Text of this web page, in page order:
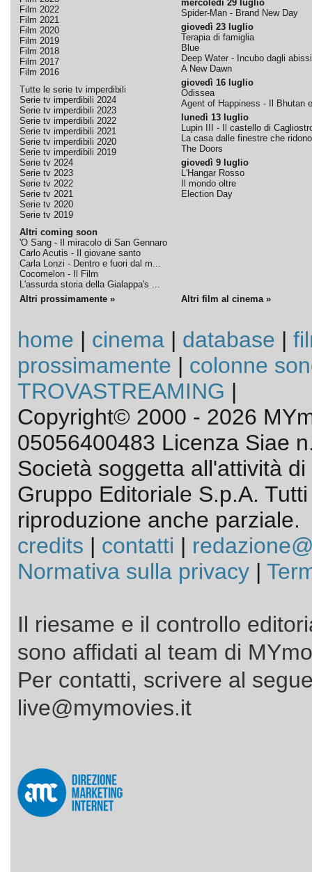
Film 2022
Film 2021
Film 2020
Film 2019
Film 2018
Film 2017
Film 2016
Tutte le serie tv imperdibili
Serie tv imperdibili 2024
Serie tv imperdibili 2023
Serie tv imperdibili 2022
Serie tv imperdibili 2021
Serie tv imperdibili 2020
Serie tv imperdibili 2019
Serie tv 2024
Serie tv 2023
Serie tv 2022
Serie tv 2021
Serie tv 2020
Serie tv 2019
Altri coming soon
'O Sang - Il miracolo di San Gennaro
Carlo Acutis - Il giovane santo
Carla Lonzi - Dentro e fuori dal m...
Cocomelon - Il Film
L'assurda storia della Gialappa's ...
mercoledì 29 luglio
Spider-Man - Brand New Day
giovedì 23 luglio
Terapia di famiglia
Blue
Deep Water - Incubo dagli abissi
A New Dawn
giovedì 16 luglio
Odissea
Agent of Happiness - Il Bhutan
lunedì 13 luglio
Lupin III - Il castello di
La casa dalle finestre che ridono
The Doors
giovedì 9 luglio
L'Hangar Rosso
Il mondo oltre
Election Day
Altri prossimamente » Altri film al cinema »
home | cinema| database |
prossimamente | colonne
TROVASTREAMING |
Copyright© 2000 - 2026
05056400483 Licenza Siae
Società soggetta all'attività
Gruppo Editoriale S.p.A.
riproduzione anche parziale.
credits | contatti |
Normativa sulla privacy|
Il riesame e il controllo
sono affidati al team di
Per contatti, scrivere al
live@mymovies.it